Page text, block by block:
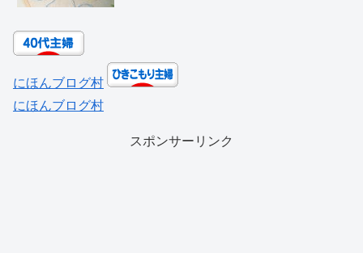
にほんブログ村
にほんブログ村
スポンサーリンク